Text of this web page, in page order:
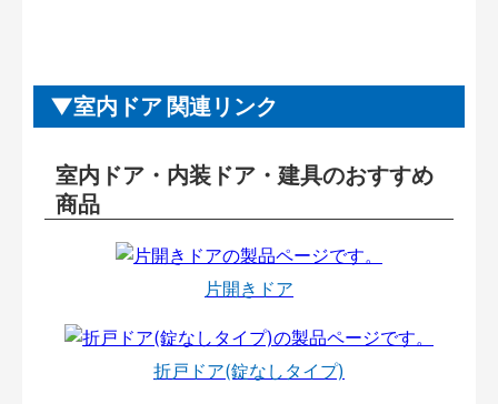
室内ドア 関連リンク
室内ドア・内装ドア・建具のおすすめ
商品
片開きドア
折戸ドア(錠なしタイプ)